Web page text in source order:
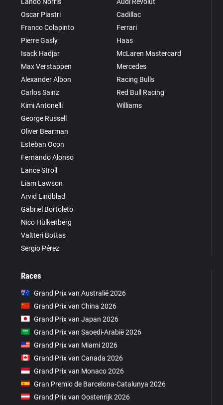
Oscar Piastri
Franco Colapinto
Pierre Gasly
Isack Hadjar
Max Verstappen
Alexander Albon
Carlos Sainz
Kimi Antonelli
George Russell
Oliver Bearman
Esteban Ocon
Fernando Alonso
Lance Stroll
Liam Lawson
Arvid Lindblad
Gabriel Bortoleto
Nico Hülkenberg
Valtteri Bottas
Sergio Pérez
Cadillac
Ferrari
Haas
McLaren Mastercard
Mercedes
Racing Bulls
Red Bull Racing
Williams
Races
Grand Prix van Australië 2026
Grand Prix van China 2026
Grand Prix van Japan 2026
Grand Prix van Saoedi-Arabië 2026
Grand Prix van Miami 2026
Grand Prix van Canada 2026
Grand Prix van Monaco 2026
Gran Premio de Barcelona-Catalunya 2026
Grand Prix van Oostenrijk 2026